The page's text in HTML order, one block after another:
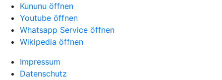
Kununu öffnen
Youtube öffnen
Whatsapp Service öffnen
Wikipedia öffnen
Impressum
Datenschutz